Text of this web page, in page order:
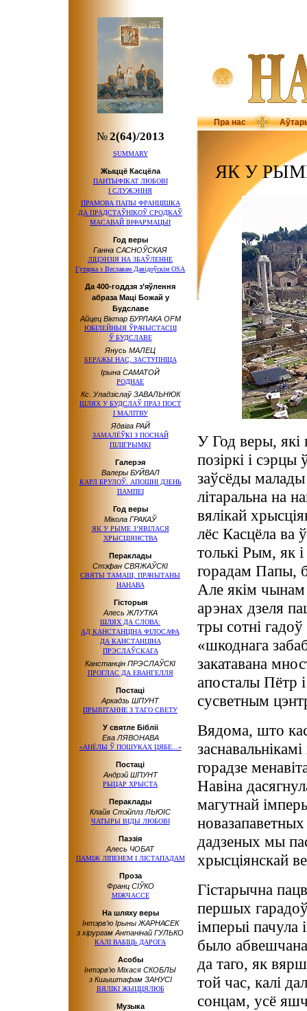
Пра нас
№2(64)/2013
SUMMARY
Жыццё Касцёла
ПАНТЫФІКАТ ЛЮБОВІ
І СЛУЖЭННЯ
ПРАМОВА ПАПЫ ФРАНЦІШКА
ДА ПРАДСТАЎНІКОЎ СРОДКАЎ
МАСАВАЙ ІНФАРМАЦЫІ
Год веры
Ганна САСНОЎСКАЯ
ЛІЦЭНЗІЯ НА ЗБАЎЛЕННЕ
Гутарка з Веславам Давідоўскім OSA
Да 400-годдзя з’яўлення
абраза Маці Божай у
Будславе
Айцец Віктар БУРЛАКА OFM
ЮБІЛЕЙНЫЯ ЎРАЧЫСТАСЦІ
Ў БУДСЛАВЕ
Янусь МАЛЕЦ
БЕРАЖЫ НАС, ЗАСТУПНІЦА
Ірына САМАТОЙ
РОДНАЕ
Кс. Уладзіслаў ЗАВАЛЬНЮК
ШЛЯХ У БУДСЛАЎ ПРАЗ ПОСТ
І МАЛІТВУ
Ядвіга РАЙ
ЗАМАЛЁЎКІ З ПОСНАЙ
ПІЛІГРЫМКІ
Галерэя
Валеры БУЙВАЛ
КАРЛ БРУЛОЎ. АПОШНІ ДЗЕНЬ
ПАМПЕІ
Год веры
Мікола ГРАКАЎ
ЯК У РЫМЕ З’ЯВІЛАСЯ
ХРЫСЦІЯНСТВА
Пераклады
Стэфан СВЯЖАЎСКІ
СВЯТЫ ТАМАШ, ПРАЧЫТАНЫ
НАНАВА
Гісторыя
Алесь ЖЛУТКА
ШЛЯХ ДА СЛОВА:
АД КАНСТАНЦІНА ФІЛОСАФА
ДА КАНСТАНЦІНА
ПРЭСЛАЎСКАГА
Канстанцін ПРЭСЛАЎСКІ
ПРОГЛАС ДА ЕВАНГЕЛЛЯ
Постаці
Аркадзь ШПУНТ
ПРЫВІТАННЕ З ТАГО СВЕТУ
У святле Бібліі
Ева ЛЯВОНАВА
«АНЁЛЫ Ў ПОШУКАХ ЦЯБЕ...»
Постаці
Андрэй ШПУНТ
РЫЦАР ХРЫСТА
Пераклады
Клайв Стэйплз ЛЬЮІС
ЧАТЫРЫ ВІДЫ ЛЮБОВІ
Паэзія
Алесь ЧОБАТ
ПАМІЖ ЛІПЕНЕМ І ЛІСТАПАДАМ
Проза
Франц СІЎКО
МІЖЧАССЕ
На шляху веры
Інтэрв’ю Iрыны ЖАРНАСЕК
з хірургам Антанінай ГУЛЬКО
КАЛІ ВАБІЦЬ ДАРОГА
Асобы
Інтэрв’ю Міхася СКОБЛЫ
з Кшыштафам ЗАНУСІ
ВЯЛІКІ ЖЫЦЦЯЛЮБ
Музыка
ЯК У
У Год веры, які
позіркі і сэрцы
заўсёды
літаральна на
вялікай
лёс Касцёла ва
толькі Рым, як
горадам Папы,
Але якім чынам
арэнах дзеля
тры сотні гадоў
«шкоднага
закатавана
апосталы Пётр
сусветным
Вядома, што
горадзе
Навіна
магутнай
дадзеных мы
хрысціянскай
Гістарычна
першых
імперыі
было
да таго, як
той час, калі
сонцам, усё